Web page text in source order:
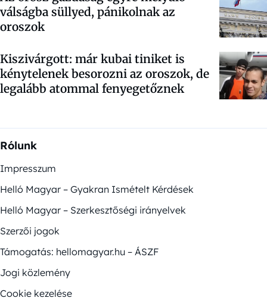
válságba süllyed, pánikolnak az
oroszok
Kiszivárgott: már kubai tiniket is
kénytelenek besorozni az oroszok, de
legalább atommal fenyegetőznek
Rólunk
Impresszum
Helló Magyar – Gyakran Ismételt Kérdések
Helló Magyar – Szerkesztőségi irányelvek
Szerzői jogok
Támogatás: hellomagyar.hu – ÁSZF
Jogi közlemény
Cookie kezelése